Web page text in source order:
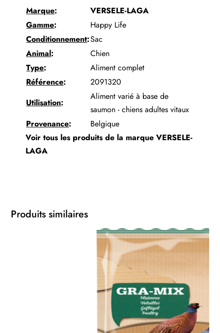
Marque:
VERSELE-LAGA
Gamme:
Happy Life
Conditionnement:Sac
Animal:
Chien
Type:
Aliment complet
Référence:
2091320
Utilisation:
Aliment varié à base de
saumon - chiens adultes vitaux
Provenance:
Belgique
Voir tous les produits de la marqueVERSELE-
LAGA
Produits similaires